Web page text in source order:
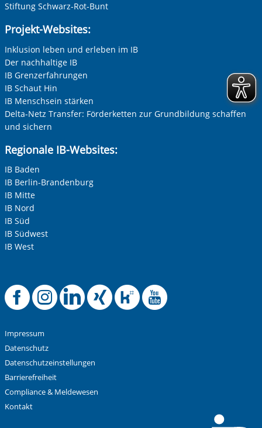
Stiftung Schwarz-Rot-Bunt
Projekt-Websites:
Inklusion leben und erleben im IB
Der nachhaltige IB
IB Grenzerfahrungen
IB Schaut Hin
IB Menschsein stärken
Delta-Netz Transfer: Förderketten zur Grundbildung schaffen
und sichern
Regionale IB-Websites:
IB Baden
IB Berlin-Brandenburg
IB Mitte
IB Nord
IB Süd
IB Südwest
IB West
Offizielle
Offizielle
Offizielle
Offizielle
Offizielle
Impressum
Datenschutz
Datenschutzeinstellungen
Barrierefreiheit
Compliance & Meldewesen
Kontakt